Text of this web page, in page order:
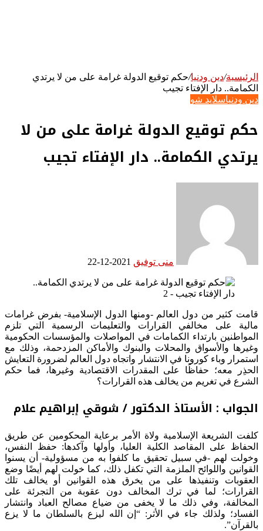
الرئيسية/دين ودنيا/حكم توقيع الدولة غرامة على من لا يرتدي
الكمامة.. دار الإفتاء تجيب
دين ودنياسلايد شو
حكم توقيع الدولة غرامة على من لا
يرتدي الكمامة.. دار الإفتاء تجيب
منى توفيق 2021-12-22
قامت كثير من دول العالم -ومنها الدول الإسلامية- بفرض غرامات
مالية على مخالفي القرارات والتعليمات الرسمية التي تلزم
المواطنين بارتداء الكمامات في المواصلات والمؤسسات الحكومية
وغيرها والأسواق والمحلات والبنوك والأماكن المزدحمة، وذلك مع
استمرار وباء كورونا في الانتشار واتجاه دول العالم لضرورة التعايش
الحذِر معه؛ حفاظًا على المقدرات الاقتصادية وغيرها، فما حكم
الشرع في تغريم من يخالف هذه القرارات؟
الجواب : الأستاذ الدكتور / شوقي إبراهيم علام
كلفت الشريعة الإسلامية ولاة الأمر برعاية المحكومين عن طريق
الحفاظ على المقاصد الكلية العليا، وأولها وآكدها: حفظ النفس،
وخولت لهم -في سبيل تحقيق ما كلفوا به من مسؤولية- أن يسنوا
القوانين واللوائح الملزمة التي تكفل ذلك، كما خولت لهم أيضًا وضع
العقوبات وتنفيذها على من يخرق هذه القوانين أو يخالف تلك
القرارات؛ لما في ترك المخالف دون عقوبة من التجرئة على
المخالفة، وفي ذلك ما لا يخفى من ضياع مصالح العباد وانتشار
الفساد؛ ولذلك جاء في الأثر: “إن الله ليزع بالسلطان ما لا يزع
بالقرآن”.